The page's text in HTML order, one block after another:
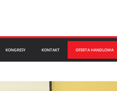
KONGRESY KONTAKT OFERTA HANDLOWA